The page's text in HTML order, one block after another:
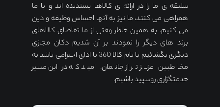
سلیقه ی ما را در ارائه ی کالاها پسندیده اند و با ما
همراهی می کنند، ما نیز به آنها احساس وظیفه و دین
می کنیم. به همین خاطر وقتی از ما تقاضای کالاهای
برند های دیگر را نمودند بر آن شدیم دکان مجازی
دیگری بگشائیم با نام کالا 360 تا ادای احترامی باشد به
مخاطبین عزیز تر از جانمان. امید که در این مسیر
خدمتگزاری روسپید باشیم.